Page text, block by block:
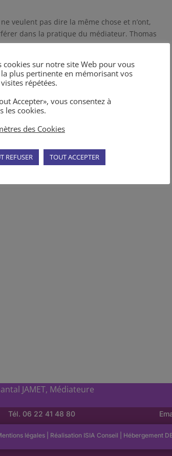
veulent pas dire la même chose et n’ont,
dans la pratique du médiateur. Thomas
JAMET, Médiateure
Tél. 06 22 41 48 80
légales| Réalisation ISIA Conseil Hébergement
cookies sur notre site Web pour vous
plus pertinente en mémorisant vos
répétées.
Accepter», vous consentez à
les cookies.
des Cookies
REFUSER TOUT ACCEPTER